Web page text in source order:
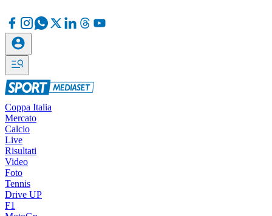
Coppa Italia
Mercato
Calcio
Live
Risultati
Video
Foto
Tennis
Drive UP
F1